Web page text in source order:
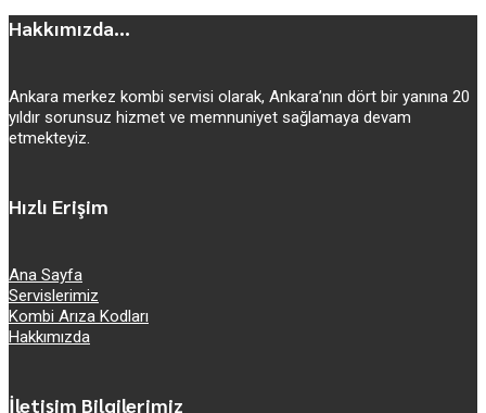
Hakkımızda...
Ankara merkez kombi servisi olarak, Ankara’nın dört bir yanına 20
yıldır sorunsuz hizmet ve memnuniyet sağlamaya devam
etmekteyiz.
Hızlı Erişim
Ana Sayfa
Servislerimiz
Kombi Arıza Kodları
Hakkımızda
İletişim Bilgilerimiz